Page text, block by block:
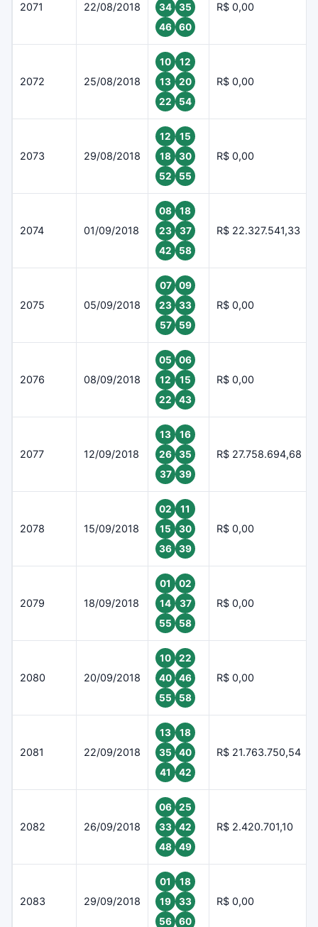
2071 22/08/2018
34
35
46
60
R$ 0,00
2072 25/08/2018
10
12
13
20
22
54
R$ 0,00
2073 29/08/2018
12
15
18
30
52
55
R$ 0,00
2074 01/09/2018
08
18
23
37
42
58
R$ 22.327.541,33
2075 05/09/2018
07
09
23
33
57
59
R$ 0,00
2076 08/09/2018
05
06
12
15
22
43
R$ 0,00
2077 12/09/2018
13
16
26
35
37
39
R$ 27.758.694,68
2078 15/09/2018
02
11
15
30
36
39
R$ 0,00
2079 18/09/2018
01
02
14
37
55
58
R$ 0,00
2080 20/09/2018
10
22
40
46
55
58
R$ 0,00
2081 22/09/2018
13
18
35
40
41
42
R$ 21.763.750,54
2082 26/09/2018
06
25
33
42
48
49
R$ 2.420.701,10
2083 29/09/2018
01
18
19
33
56
60
R$ 0,00